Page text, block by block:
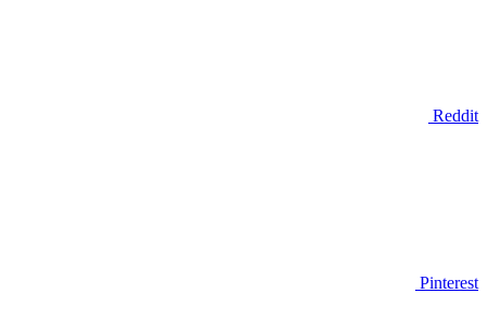
Reddit
Pinterest